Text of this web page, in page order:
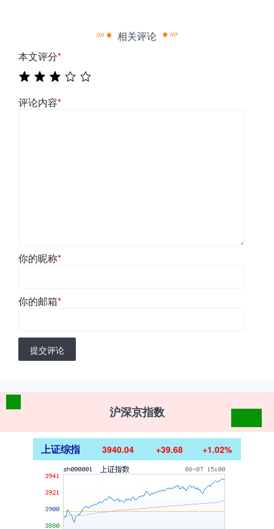
相关评论
本文评分*
评论内容*
你的昵称*
你的邮箱*
提交评论
沪深京指数
上证综指 3940.04 +39.68 +1.02%